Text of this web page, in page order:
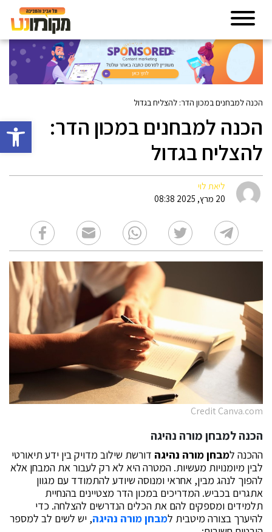
פתח
הכנה למבחנים במכון הדר: להצליח בגדול
הכנה למבחנים במכון הדר:
להצליח בגדול
ליאת לוי
20 מרץ, 2025 08:38
Credit Canva.com
הכנה למבחן מורה נהיגה
ההכנה למבחן מורה נהיגה דורשת שילוב מדויק בין ידע תיאורטי
לבין מיומנויות מעשיות. המטרה היא לא רק לעבור את המבחן אלא
להפוך לנהג מבין, אחראי ומנוסה שיודע להתמודד עם מגוון
אתגרים בכביש. המדריכים במכון הדר מצטיינים בהנחיית
תלמידים ומספקים להם את הכלים הנדרשים להצלחה. כדי
להיערך בצורה מיטבית למבחן מורה נהיגה, יש לשים לב למספר